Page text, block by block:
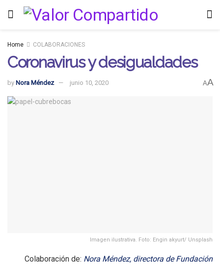
Home COLABORACIONES
Coronavirus y desigualdades
by Nora Méndez junio 10, 2020 AA
Imagen ilustrativa. Foto: Engin akyurt/ Unsplash
Colaboración de: Nora Méndez, directora de Fundación